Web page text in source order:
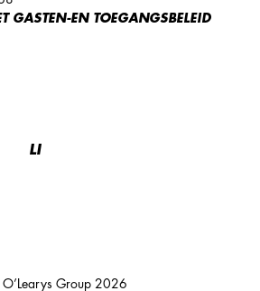
GASTEN-EN TOEGANGSBELEID
LI
Group 2026